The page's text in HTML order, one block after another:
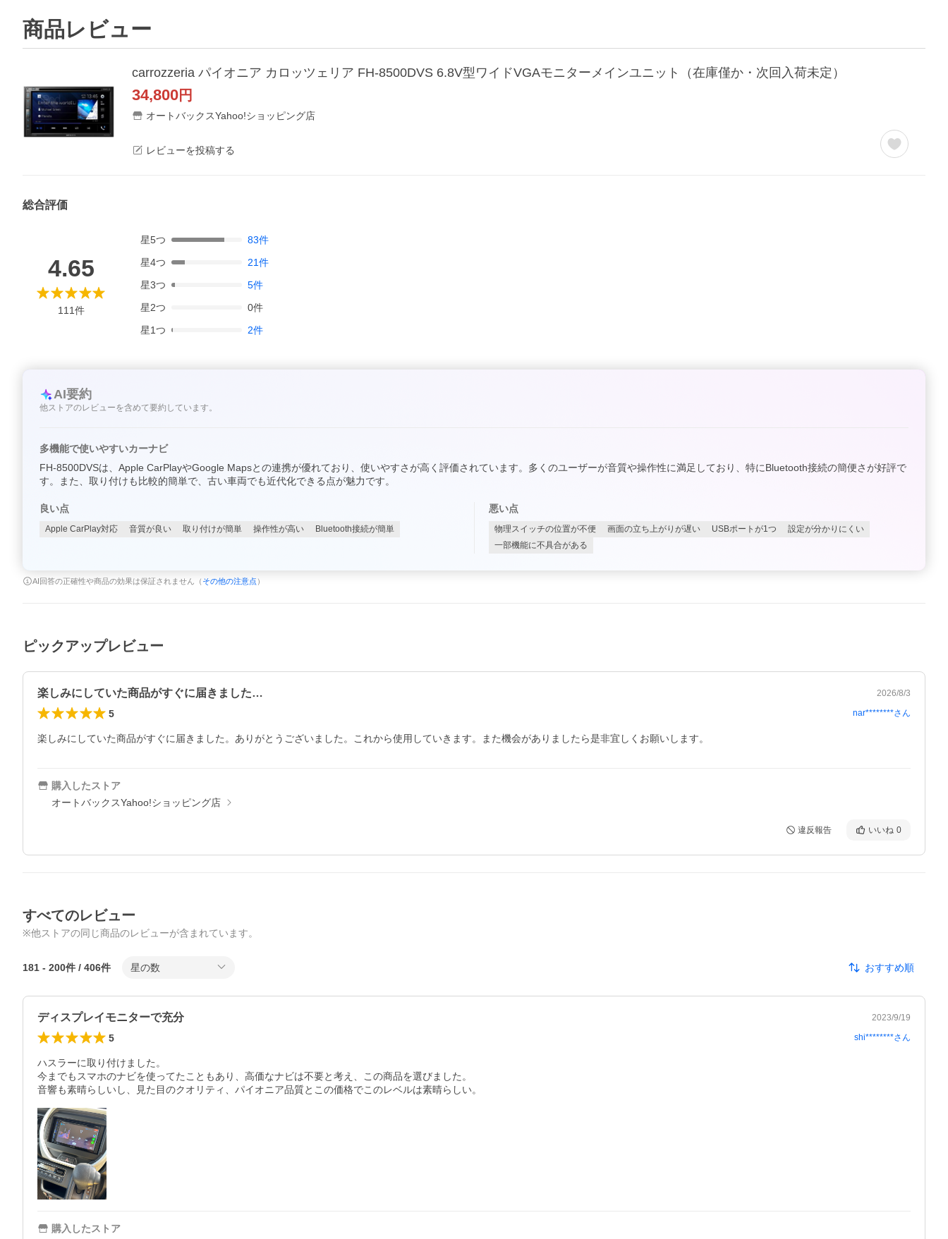
商品レビュー
carrozzeria パイオニア カロッツェリア FH-8500DVS 6.8V型ワイドVGAモニターメインユニット（在庫僅か・次回入荷未定）
34,800円
オートバックスYahoo!ショッピング店
レビューを投稿する
総合評価
4.65
111件
星5つ 83件
星4つ 21件
星3つ 5件
星2つ 0件
星1つ 2件
AI要約
他ストアのレビューを含めて要約しています。
多機能で使いやすいカーナビ
FH-8500DVSは、Apple CarPlayやGoogle Mapsとの連携が優れており、使いやすさが高く評価されています。多くのユーザーが音質や操作性に満足しており、特にBluetooth接続の簡便さが好評で
す。また、取り付けも比較的簡単で、古い車両でも近代化できる点が魅力です。
良い点
Apple CarPlay対応 音質が良い 取り付けが簡単 操作性が高い Bluetooth接続が簡単
悪い点
物理スイッチの位置が不便 画面の立ち上がりが遅い USBポートが1つ
設定が分かりにくい
一部機能に不具合がある
AI回答の正確性や商品の効果は保証されません（ その他の注意点 ）
ピックアップレビュー
楽しみにしていた商品がすぐに届きました… 2026/8/3
5 nar********さん
楽しみにしていた商品がすぐに届きました。ありがとうございました。これから使用していきます。また機会がありましたら是非宜しくお願いします。
購入したストア
オートバックスYahoo!ショッピング店
違反報告 いいね 0
すべてのレビュー
※他ストアの同じ商品のレビューが含まれています。
181 - 200件 / 406件 星の数 おすすめ順
ディスプレイモニターで充分 2023/9/19
5 shi********さん
ハスラーに取り付けました。
今までもスマホのナビを使ってたこともあり、高価なナビは不要と考え、この商品を選びました。
音響も素晴らしいし、見た目のクオリティ、パイオニア品質とこの価格でこのレベルは素晴らしい。
購入したストア